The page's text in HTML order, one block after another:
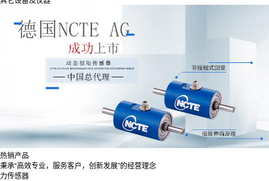
热销产品
秉承“高效专业，服务客户，创新发展”的经营理念
力传感器